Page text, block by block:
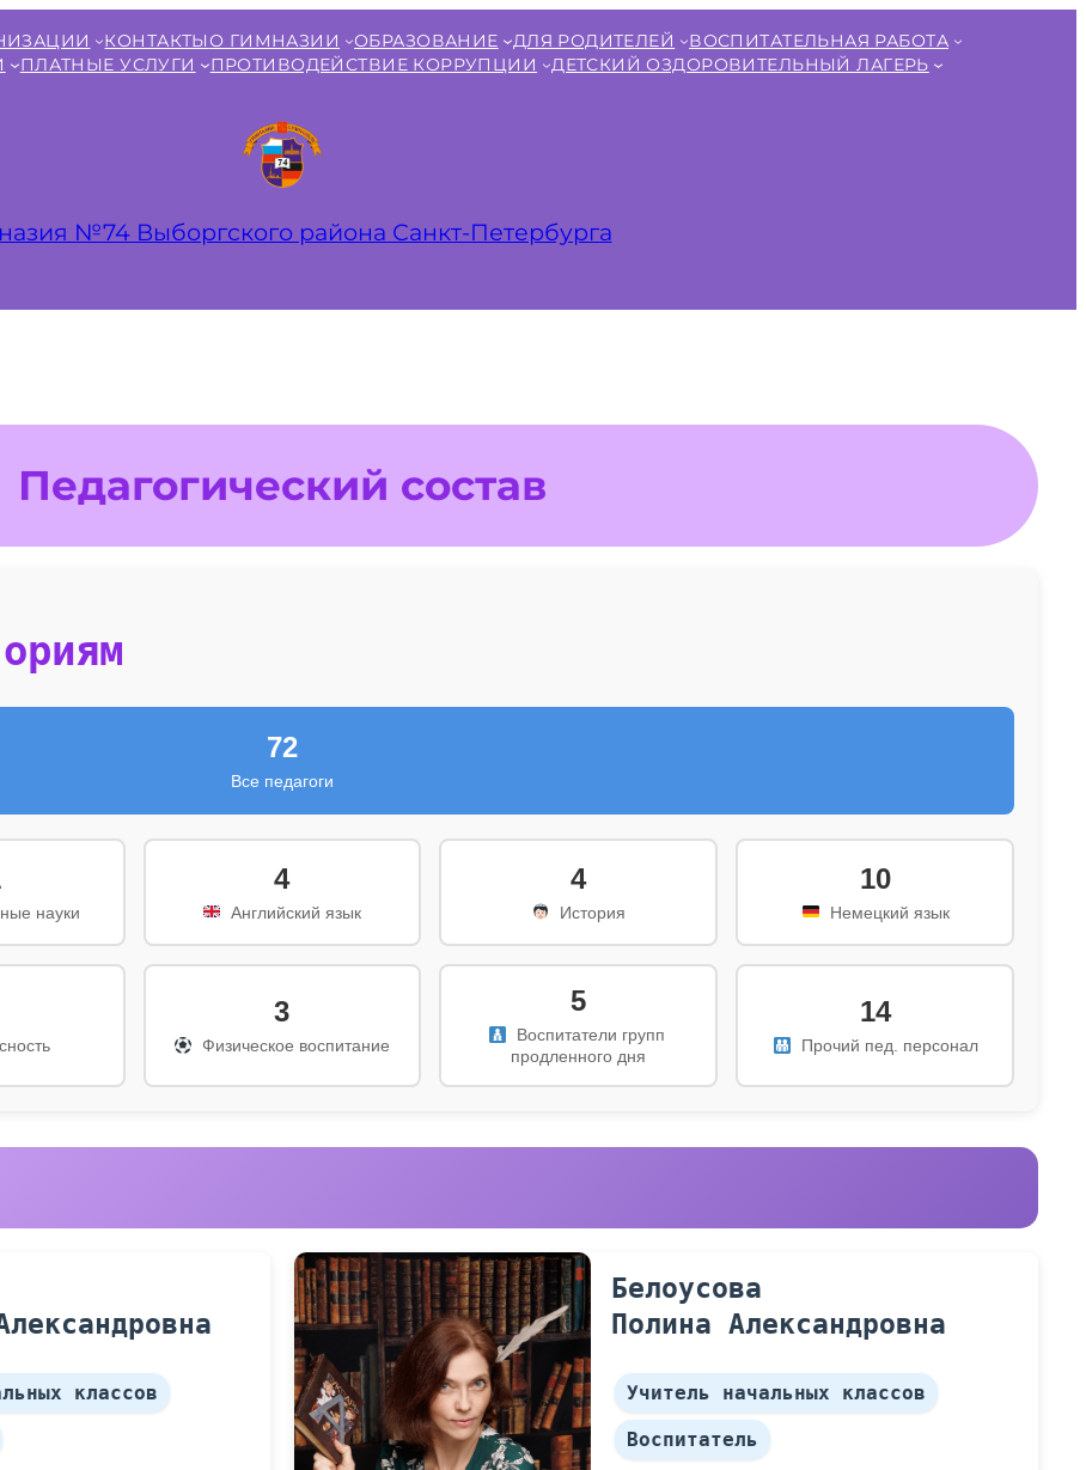
КОНТАКТЫО ГИМНАЗИИ ОБРАЗОВАНИЕ ДЛЯ РОДИТЕЛЕЙ
ВОСПИТАТЕЛЬНАЯ РАБОТА
ПЛАТНЫЕ УСЛУГИ ПРОТИВОДЕЙСТВИЕ КОРРУПЦИИ ДЕТСКИЙ ОЗДОРОВИТЕЛЬНЫЙ ЛАГЕРЬ
№74 Выборгского района Санкт‑Петербурга
Педагогический состав
72
Все педагоги
науки
4
  Английский язык
4
  История
10
  Немецкий язык
3
  Физическое воспитание
5
  Воспитатели групп
продленного дня
14
  Прочий пед. персонал
классов
Белоусова
Полина Александровна
Учитель начальных классов
Воспитатель